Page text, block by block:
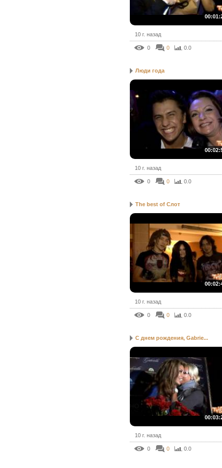
10 г. назад
0 0 0.0
Люди года
10 г. назад
0 0 0.0
The best of Слот
10 г. назад
0 0 0.0
С днем рождения, Gabrie...
10 г. назад
0 0 0.0